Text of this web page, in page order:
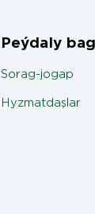
Peýdaly
Sorag-jogap
Hyzmatdaşlar